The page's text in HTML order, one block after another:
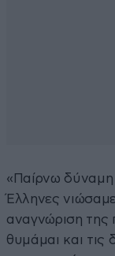
«Παίρνω δύναμη
Έλληνες
αναγνώριση της
θυμάμαι και τις